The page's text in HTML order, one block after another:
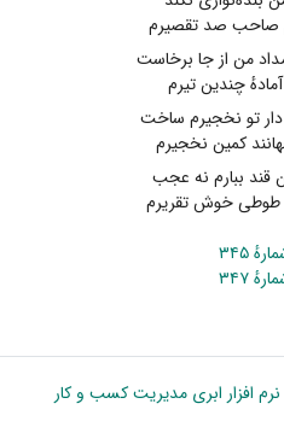
صاحب صد تقصیرم
من از جا برخاست
چندین تیرم
تو نخجیرم ساخت
کمین نخجیرم
قند ببارم نه عجب
طوطی خوش تقریرم
۳۴۵
۳۴۷